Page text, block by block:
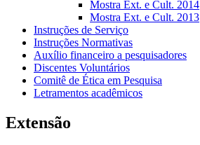
Mostra Ext. e Cult. 2014
Mostra Ext. e Cult. 2013
Instruções de Serviço
Instruções Normativas
Auxílio financeiro a pesquisadores
Discentes Voluntários
Comitê de Ética em Pesquisa
Letramentos acadêmicos
Extensão